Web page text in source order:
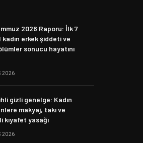
2026 Raporu: İlk 7
kadın erkek şiddeti ve
sonucu hayatını
2026
gizli genelge: Kadın
makyaj, takı ve
kıyafet yasağı
2026